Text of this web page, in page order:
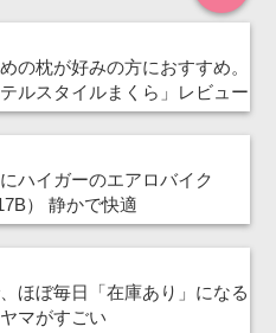
の枕が好みの方におすすめ。
ルスタイルまくら」レビュー
ハイガーのエアロバイク
） 静かで快適
ほぼ毎日「在庫あり」になる
マがすごい